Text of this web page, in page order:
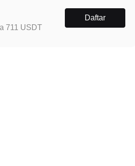
711 USDT
Daftar